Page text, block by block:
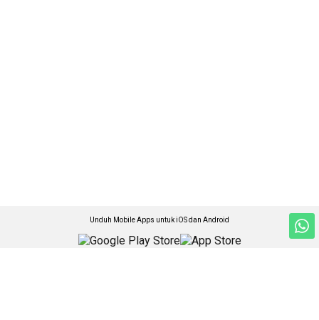
Unduh Mobile Apps untuk iOS dan Android